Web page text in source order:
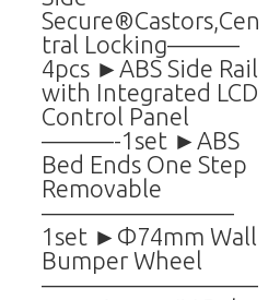
Secure®Castors,Cen
tral Locking———
4pcs ►ABS Side Rail
with Integrated LCD
Control Panel
———-1set ►ABS
Bed Ends One Step
Removable
————————
1set ►Φ74mm Wall
Bumper Wheel
—————————